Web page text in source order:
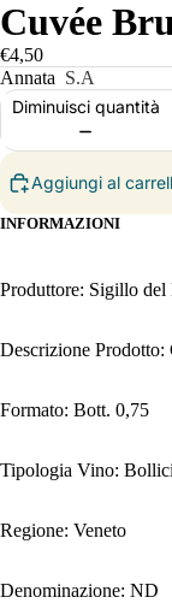
Cuvée
€4,50
Annata S.A
Diminuisci quantità
Aggiungi al
INFORMAZIONI
Produttore: Sigillo del
Descrizione Prodotto:
Formato: Bott. 0,75
Tipologia Vino:
Regione: Veneto
Denominazione: ND